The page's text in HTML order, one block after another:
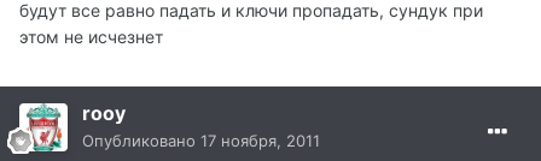
будут все равно падать и ключи пропадать, сундук при
этом не исчезнет
rooy
Опубликовано 17 ноября, 2011